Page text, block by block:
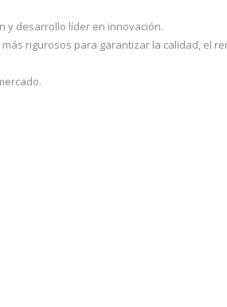
y desarrollo líder en innovación.
rigurosos para garantizar la calidad, el